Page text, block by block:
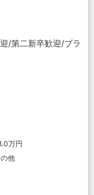
/第二新卒歓迎/ブラ
万円
他